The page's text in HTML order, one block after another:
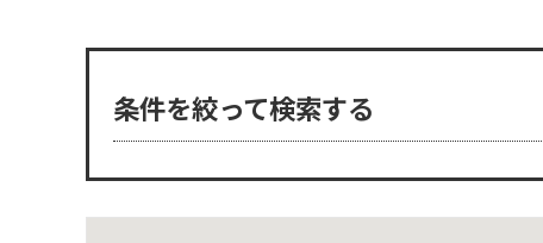
条件を絞って検索する